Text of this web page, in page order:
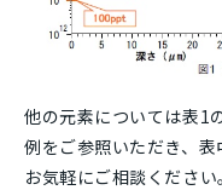
他の元素については表1
例をご参照いただき、
お気軽にご相談ください。